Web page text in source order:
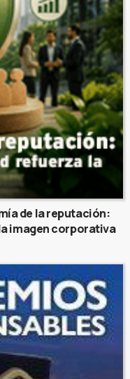
de la reputación:
imagen corporativa